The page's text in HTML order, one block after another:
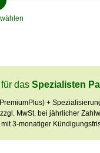
das Spezialisten
+
MwSt. bei jährlicher
3-monatiger